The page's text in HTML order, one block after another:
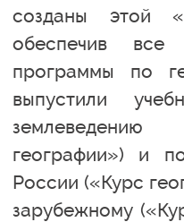
созданы этой
обеспечив все
программы по
выпустили
землеведению
географии») и
России («Курс
зарубежному